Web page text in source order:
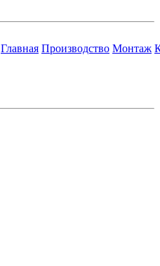
Главная Производство Монтаж